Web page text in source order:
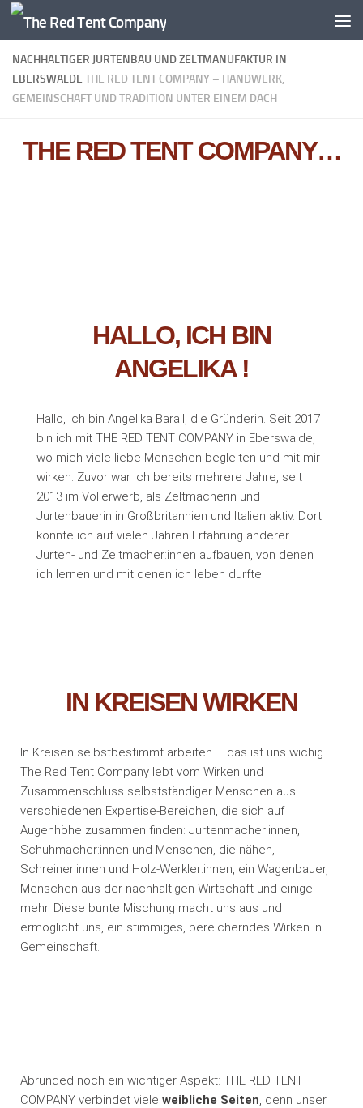
Zum Inhalt springen
NACHHALTIGER JURTENBAU UND ZELTMANUFAKTUR IN
EBERSWALDETHE RED TENT COMPANY – HANDWERK,
GEMEINSCHAFT UND TRADITION UNTER EINEM DACH
THE RED TENT COMPANY…
HALLO, ICH BIN
ANGELIKA !
Hallo, ich bin Angelika Barall, die Gründerin. Seit 2017
bin ich mit THE RED TENT COMPANY in Eberswalde,
wo mich viele liebe Menschen begleiten und mit mir
wirken. Zuvor war ich bereits mehrere Jahre, seit
2013 im Vollerwerb, als Zeltmacherin und
Jurtenbauerin in Großbritannien und Italien aktiv. Dort
konnte ich auf vielen Jahren Erfahrung anderer
Jurten- und Zeltmacher:innen aufbauen, von denen
ich lernen und mit denen ich leben durfte.
IN KREISEN WIRKEN
In Kreisen selbstbestimmt arbeiten – das ist uns wichig.
The Red Tent Company lebt vom Wirken und
Zusammenschluss selbstständiger Menschen aus
verschiedenen Expertise-Bereichen, die sich auf
Augenhöhe zusammen finden: Jurtenmacher:innen,
Schuhmacher:innen und Menschen, die nähen,
Schreiner:innen und Holz-Werkler:innen, ein Wagenbauer,
Menschen aus der nachhaltigen Wirtschaft und einige
mehr. Diese bunte Mischung macht uns aus und
ermöglicht uns, ein stimmiges, bereicherndes Wirken in
Gemeinschaft.
Abrunded noch ein wichtiger Aspekt: THE RED TENT
COMPANY verbindet viele weibliche Seiten , denn unser